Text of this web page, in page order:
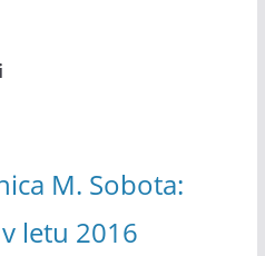
M. Sobota:
letu 2016